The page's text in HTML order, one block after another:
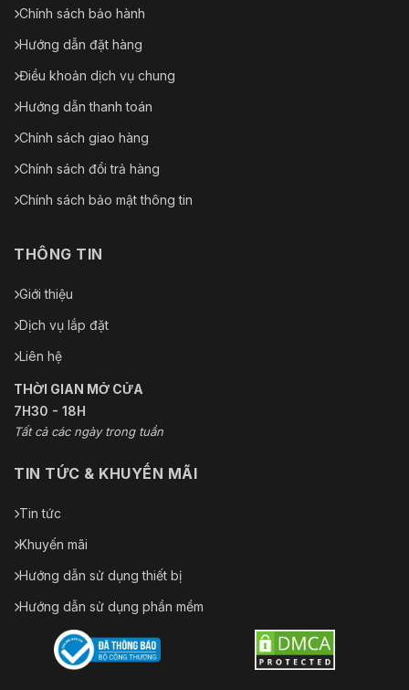
Chính sách bảo hành
Hướng dẫn đặt hàng
Điều khoản dịch vụ chung
Hướng dẫn thanh toán
Chính sách giao hàng
Chính sách đổi trả hàng
Chính sách bảo mật thông tin
THÔNG TIN
Giới thiệu
Dịch vụ lắp đặt
Liên hệ
THỜI GIAN MỞ CỬA
7H30 - 18H
Tất cả các ngày trong tuần
TIN TỨC & KHUYẾN MÃI
Tin tức
Khuyến mãi
Hướng dẫn sử dụng thiết bị
Hướng dẫn sử dụng phần mềm